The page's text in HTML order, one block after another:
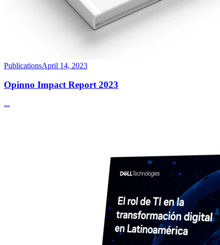
PublicationsApril 14, 2023
Opinno Impact Report 2023
...